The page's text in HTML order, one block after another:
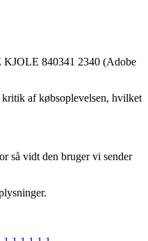
KJOLE 840341 2340 (Adobe
af købsoplevelsen, hvilket
så vidt den bruger vi sender